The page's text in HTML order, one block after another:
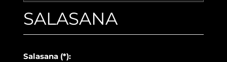
SALASANA
Salasana (*):